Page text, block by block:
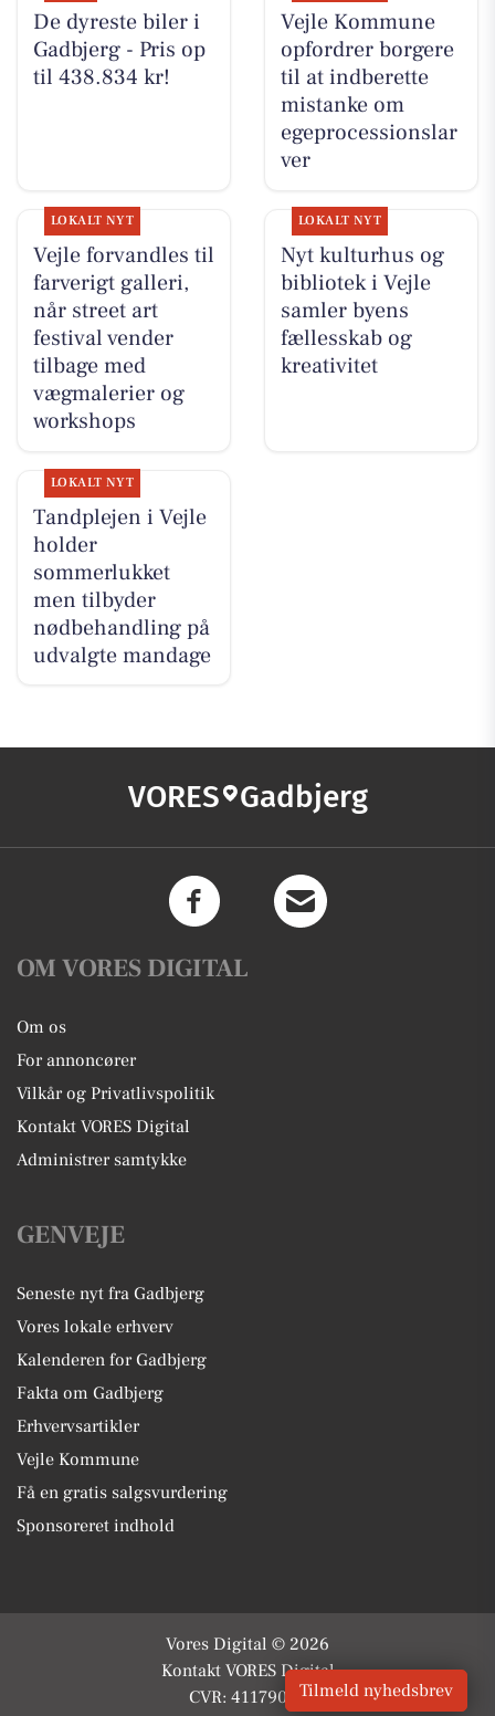
De dyreste biler i
Gadbjerg - Pris op
til 438.834 kr!
Vejle Kommune
opfordrer borgere
til at indberette
mistanke om
egeprocessionslar
ver
LOKALT NYT
Vejle forvandles til
farverigt galleri,
når street art
festival vender
tilbage med
vægmalerier og
workshops
LOKALT NYT
Nyt kulturhus og
bibliotek i Vejle
samler byens
fællesskab og
kreativitet
LOKALT NYT
Tandplejen i Vejle
holder
sommerlukket
men tilbyder
nødbehandling på
udvalgte mandage
VORES Gadbjerg
OM VORES DIGITAL
Om os
For annoncører
Vilkår og Privatlivspolitik
Kontakt VORES Digital
Administrer samtykke
GENVEJE
Seneste nyt fra Gadbjerg
Vores lokale erhverv
Kalenderen for Gadbjerg
Fakta om Gadbjerg
Erhvervsartikler
Vejle Kommune
Få en gratis salgsvurdering
Sponsoreret indhold
Vores Digital © 2026
Kontakt VORES Digital
CVR: 41179082Tilmeld nyhedsbrev